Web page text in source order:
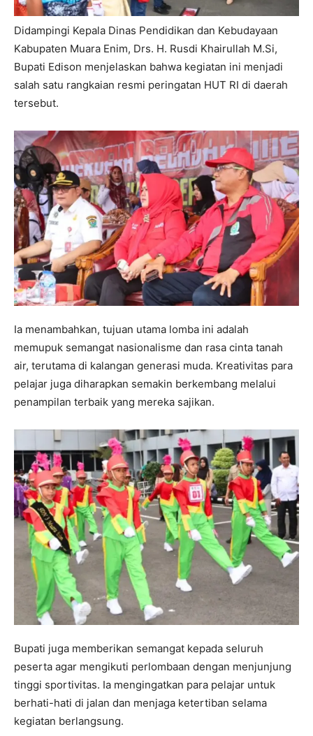
Didampingi Kepala Dinas Pendidikan dan Kebudayaan
Kabupaten Muara Enim, Drs. H. Rusdi Khairullah M.Si,
Bupati Edison menjelaskan bahwa kegiatan ini menjadi
salah satu rangkaian resmi peringatan HUT RI di daerah
tersebut.
Ia menambahkan, tujuan utama lomba ini adalah
memupuk semangat nasionalisme dan rasa cinta tanah
air, terutama di kalangan generasi muda. Kreativitas para
pelajar juga diharapkan semakin berkembang melalui
penampilan terbaik yang mereka sajikan.
Bupati juga memberikan semangat kepada seluruh
peserta agar mengikuti perlombaan dengan menjunjung
tinggi sportivitas. Ia mengingatkan para pelajar untuk
berhati-hati di jalan dan menjaga ketertiban selama
kegiatan berlangsung.